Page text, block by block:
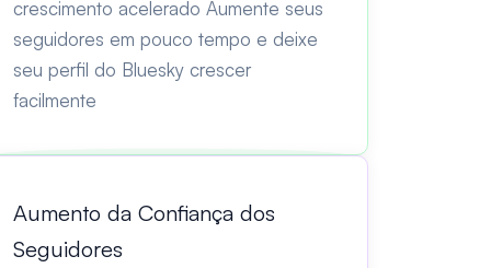
crescimento acelerado Aumente seus
seguidores em pouco tempo e deixe
seu perfil do Bluesky crescer
facilmente
Aumento da Confiança dos
Seguidores